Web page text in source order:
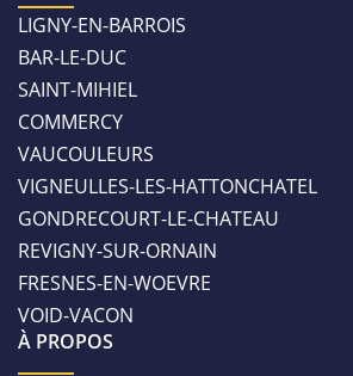
LIGNY-EN-BARROIS
BAR-LE-DUC
SAINT-MIHIEL
COMMERCY
VAUCOULEURS
VIGNEULLES-LES-HATTONCHATEL
GONDRECOURT-LE-CHATEAU
REVIGNY-SUR-ORNAIN
FRESNES-EN-WOEVRE
VOID-VACON
À PROPOS